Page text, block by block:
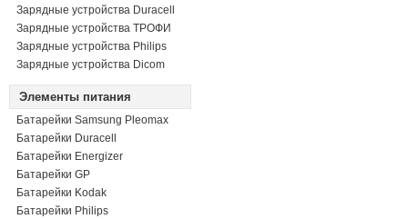
Зарядные устройства Duracell
Зарядные устройства ТРОФИ
Зарядные устройства Philips
Зарядные устройства Dicom
Элементы питания
Батарейки Samsung Pleomax
Батарейки Duracell
Батарейки Energizer
Батарейки GP
Батарейки Kodak
Батарейки Philips